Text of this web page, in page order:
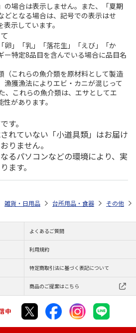
の場合は表示しません。また、「夏期
どとなる場合は、記号での表示はせ
示しています。
卵」「乳」「落花生」「えび」「か
ー特定8品目を含んでいる場合に品目名
これらの魚介類を原材料として製造
漁獲漁法によりエビ・カニが混じって
、これらの魚介類は、エサとしてエ
があります。
す。
れていない「小道具類」はお届け
りません。
るパソコンなどの環境により、実
ます。
雑貨・日用品 台所用品・食器 その他
よくあるご質問
利用規約
特定商取引法に基づく表記について
商品のご提案はこちら
中